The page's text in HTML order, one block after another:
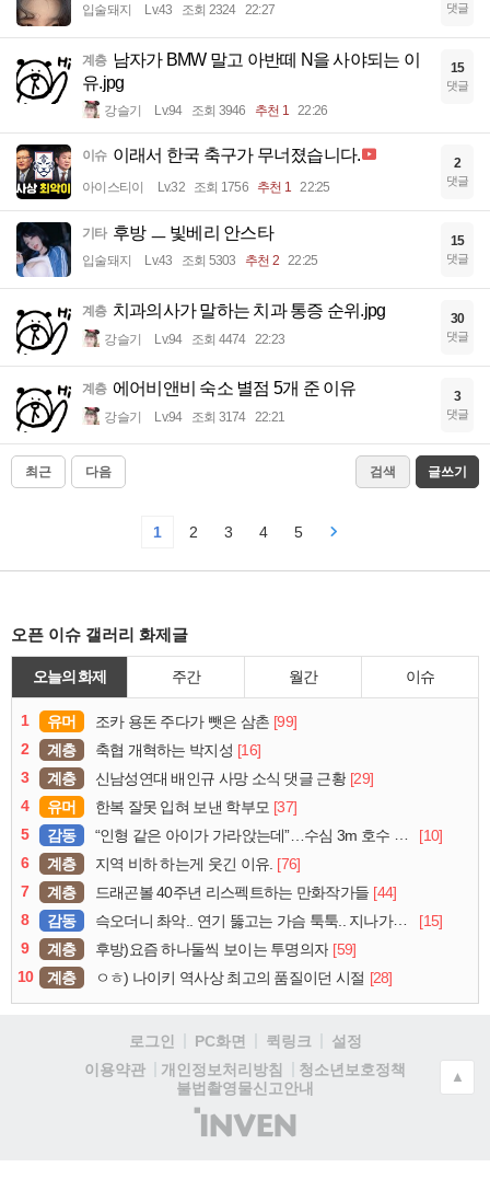
입술돼지 Lv.43 조회 2324 22:27 댓글
계층 남자가 BMW 말고 아반떼 N을 사야되는 이
유.jpg
강슬기 Lv.94 조회 3946 추천 1 22:26
15
댓글
이슈 이래서 한국 축구가 무너졌습니다.
아이스티이 Lv.32 조회 1756 추천 1 22:25
2
댓글
기타 후방 ㅡ 빛베리 안스타
입술돼지 Lv.43 조회 5303 추천 2 22:25
15
댓글
계층 치과의사가 말하는 치과 통증 순위.jpg
강슬기 Lv.94 조회 4474 22:23
30
댓글
계층 에어비앤비 숙소 별점 5개 준 이유
강슬기 Lv.94 조회 3174 22:21
3
댓글
최근 다음 검색 글쓰기
1 2 3 4 5
오픈 이슈 갤러리 화제글
오늘의 화제 주간 월간 이슈
1 유머 조카 용돈 주다가 뺏은 삼촌 [99]
2
계층 축협 개혁하는 박지성 [16]
3
계층 신남성연대 배인규 사망 소식 댓글 근황 [29]
4
유머 한복 잘못 입혀 보낸 학부모 [37]
5
감동 “인형 같은 아이가 가라앉는데”…수심 3m 호수 뛰어든 60대 의인
[10]
6
계층 지역 비하 하는게 웃긴 이유. [76]
7
계층 드래곤볼 40주년 리스펙트하는 만화작가들 [44]
8
감동 슥오더니 촤악.. 연기 뚫고는 가슴 툭툭.. 지나가던 아재의 정체
[15]
9
계층 후방)요즘 하나둘씩 보이는 투명의자 [59]
10
계층 ㅇㅎ) 나이키 역사상 최고의 품질이던 시절 [28]
로그인 PC화면 퀵링크
설정
이용약관
개인정보처리방침
청소년보호정책
불법촬영물신고안내
(주)
인
▲